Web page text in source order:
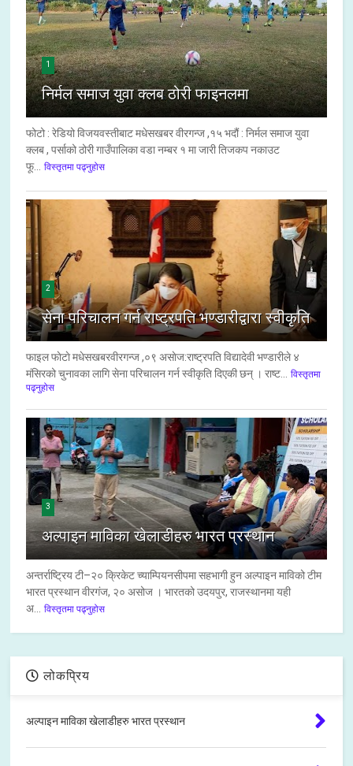
1
निर्मल समाज युवा क्लब ठोरी फाइनलमा
फोटो : रेडियो विजयवस्तीबाट मधेसखबर वीरगन्ज ,१५ भदौं : निर्मल समाज युवा
क्लब , पर्साको ठोरी गाउँपालिका वडा नम्बर १ मा जारी तिजकप नकाउट
फू... विस्तृतमा पढ्नुहोस
2
सेना परिचालन गर्न राष्ट्रपति भण्डारीद्वारा स्वीकृति
फाइल फाेटाे मधेसखबरवीरगन्ज ,०९ असाेज:राष्ट्रपति विद्यादेवी भण्डारीले ४
मंसिरको चुनावका लागि सेना परिचालन गर्न स्वीकृति दिएकी छन् । राष्ट... विस्तृतमा
पढ्नुहोस
3
अल्पाइन माविका खेलाडीहरु भारत प्रस्थान
अन्तर्राष्ट्रिय टी–२० क्रिकेट च्याम्पियनसीपमा सहभागी हुन अल्पाइन माविको टीम
भारत प्रस्थान वीरगंज, २० असोज । भारतको उदयपुर, राजस्थानमा यही
अ... विस्तृतमा पढ्नुहोस
लोकप्रिय
अल्पाइन माविका खेलाडीहरु भारत प्रस्थान